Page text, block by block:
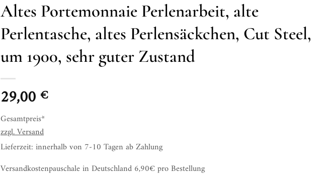
Altes Portemonnaie Perlenarbeit, alte
Perlentasche, altes Perlensäckchen, Cut Steel,
um 1900, sehr guter Zustand
29,00 €
Gesamtpreis*
zzgl.Versand
Lieferzeit: innerhalb von 7-10 Tagen ab Zahlung
Versandkostenpauschale in Deutschland 6,90€ pro Bestellung